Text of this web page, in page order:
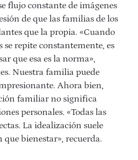
flujo constante de imágenes
de que las familias de los
que la propia. «Cuando
se repite constantemente, es
que esa es la norma»,
Nuestra familia puede
Ahora bien,
familiar no significa
personales. «Todas las
La idealización suele
que bienestar», recuerda.